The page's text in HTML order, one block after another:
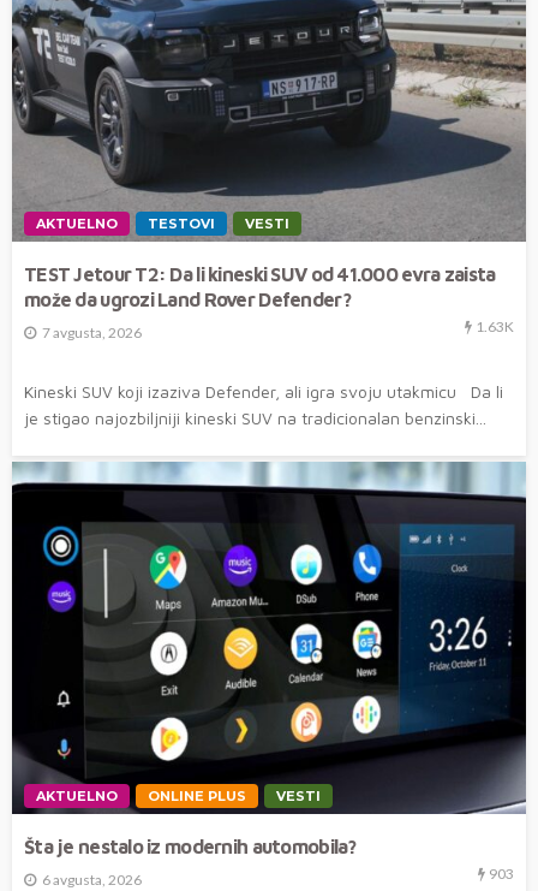
AKTUELNO TESTOVI VESTI
TEST Jetour T2: Da li kineski SUV od 41.000 evra zaista
može da ugrozi Land Rover Defender?
7 avgusta, 2026 1.63K
Kineski SUV koji izaziva Defender, ali igra svoju utakmicu Da li
je stigao najozbiljniji kineski SUV na tradicionalan benzinski...
AKTUELNO ONLINE PLUS VESTI
Šta je nestalo iz modernih automobila?
6 avgusta, 2026 903